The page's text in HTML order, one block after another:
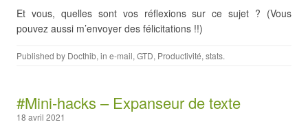
Et vous, quelles sont vos réflexions sur ce sujet ? (Vous
pouvez aussi m’envoyer des félicitations !!)
Published by Docthib, in e-mail, GTD, Productivité, stats.
#Mini-hacks – Expanseur de texte
18 avril 2021